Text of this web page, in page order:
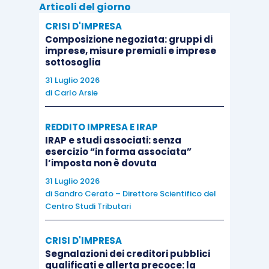
anticipatore dei dati ufficiali, pur non
raggiungendo le stime, rivela numeri solidi, con
un incremento di 154mila occupati. Bene, come
riportato in Executive Summary, anche il
successivo Labor Report pubblicato venerdi.
In Cina nel weekend sono usciti i dati relativi al
PMI manifatturiero che hanno confermato un
clima di maggiore stabilità all’interno della
seconda economia mondiale (50.4 invariato dal
mese precedente). In Giappone delude, invece, i
mercati la lettura dell’indice Tankan relativo al
terzo trimestre, attestatosi a +6 dall’atteso +7: la
Articoli del giorno
CRISI D'IMPRESA
Composizione negoziata: gruppi di
imprese, misure premiali e imprese
sottosoglia
31 Luglio 2026
di Carlo Arsie
REDDITO IMPRESA E IRAP
IRAP e studi associati: senza
esercizio “in forma associata”
l’imposta non è dovuta
31 Luglio 2026
di Sandro Cerato – Direttore Scientifico del
Centro Studi Tributari
CRISI D'IMPRESA
Segnalazioni dei creditori pubblici
qualificati e allerta precoce: la